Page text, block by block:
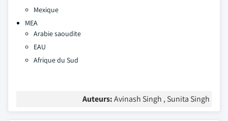
Mexique
MEA
Arabie saoudite
EAU
Afrique du Sud
Auteurs:Avinash Singh , Sunita Singh